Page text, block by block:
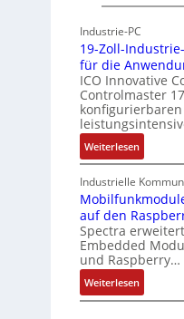
Industrie-PC
19-Zoll-
für die
ICO Innovative
Controlmaster
Weiterlesen:
1
9
-
Z
o
l
l
-
I
Industrielle
auf den
Spectra
Embedded
und Raspberry…
Weiterlesen:
M